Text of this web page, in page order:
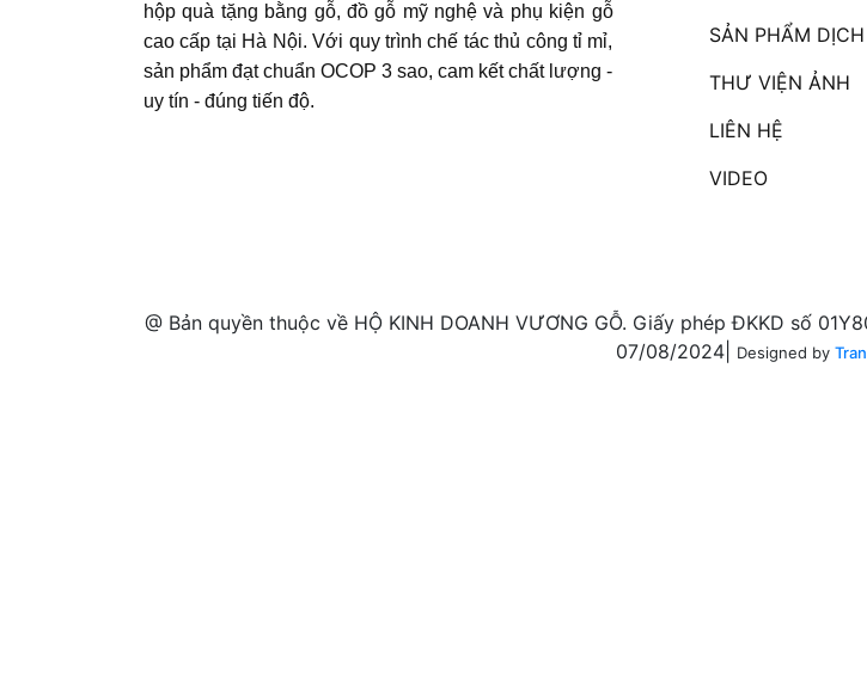
hộp quà tặng bằng gỗ, đồ gỗ mỹ nghệ và phụ kiện gỗ
cao cấp tại Hà Nội. Với quy trình chế tác thủ công tỉ mỉ,
sản phẩm đạt chuẩn OCOP 3 sao, cam kết chất lượng -
uy tín - đúng tiến độ.
SẢN PHẨM
THƯ VIỆN ẢNH
LIÊN HỆ
VIDEO
@ Bản quyền thuộc về HỘ KINH DOANH VƯƠNG GỖ. Giấy phép ĐKKD số
07/08/2024|
Designed by